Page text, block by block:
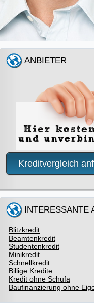
ANBIETER
Kreditvergleich
INTERESSANTE
Blitzkredit
Beamtenkredit
Studentenkredit
Minikredit
Schnellkredit
Billige Kredite
Kredit ohne Schufa
Baufinanzierung ohne